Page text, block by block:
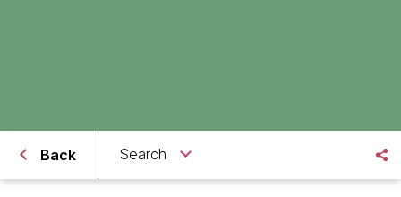
Back Search